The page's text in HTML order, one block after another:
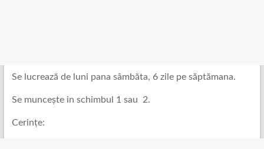
Se lucrează de luni pana sâmbăta, 6 zile pe săptămana.
Se muncește in schimbul 1 sau 2.
Cerințe: